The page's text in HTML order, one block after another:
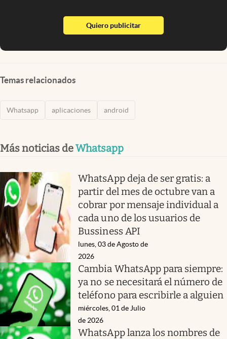
Quiero publicitarabre en nueva pestaña
Temas relacionados
Whatsapp aplicaciones android
Más noticias deWhatsapp
WhatsApp deja de ser gratis: a
partir del mes de octubre van a
cobrar por mensaje individual a
cada uno de los usuarios de
Bussiness API
lunes, 03 de Agosto de
2026
Cambia WhatsApp para siempre:
ya no se necesitará el número de
teléfono para escribirle a alguien
miércoles, 01 de Julio
de 2026
WhatsApp lanza los nombres de